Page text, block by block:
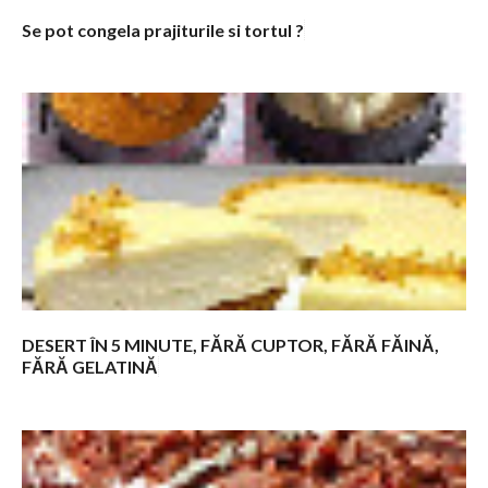
Se pot congela prajiturile si tortul ?
DESERT ÎN 5 MINUTE, FĂRĂ CUPTOR, FĂRĂ FĂINĂ,
FĂRĂ GELATINĂ